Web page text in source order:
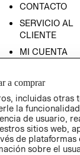
CONTACTO
SERVICIO AL
CLIENTE
MI CUENTA
TIENDAS
- RETIRO EN
TIENDA
TÉRMINOS Y
CONDICIONES
a comprar
incluidas otras
la
de usuario,
sitios web,
de plataformas
sobre el